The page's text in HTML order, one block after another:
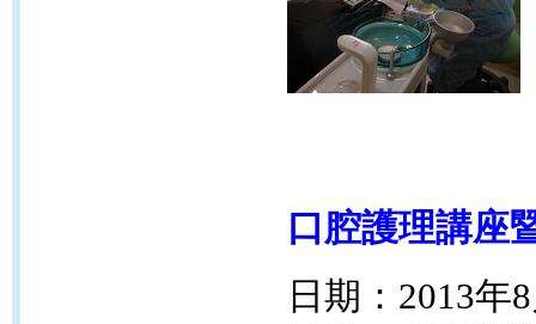
口腔護理講座
日期：2013年